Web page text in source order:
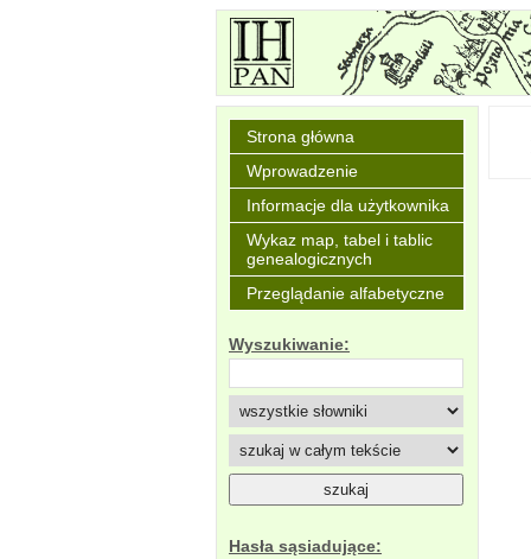
Strona główna
Wprowadzenie
Informacje dla użytkownika
Wykaz map, tabel i tablic
genealogicznych
Przeglądanie alfabetyczne
Wyszukiwanie:
Hasła sąsiadujące: